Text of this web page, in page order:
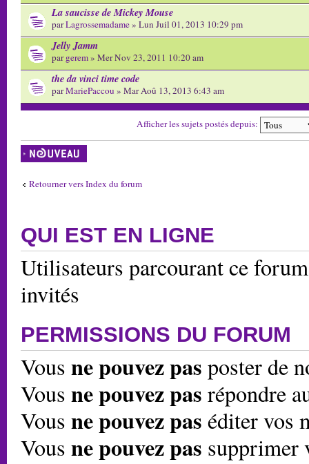
La saucisse de Mickey Mouse
parLagrossemadame» Lun Juil 01, 2013 10:29 pm
Jelly Jamm
pargerem» Mer Nov 23, 2011 10:20 am
the da vinci time code
parMariePaccou » Mar Aoû 13, 2013 6:43 am
Afficher les sujets postés depuis:
Écrire un nouveau
sujet
Retourner vers Index du forum
QUI EST EN LIGNE
Utilisateurs parcourant ce
invités
PERMISSIONS DU FORUM
Vous ne pouvez pas poster de
Vous ne pouvez pas répondre
Vous ne pouvez pas éditer vos
Vous ne pouvez pas supprimer